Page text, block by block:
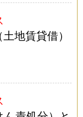
地賃貸借）